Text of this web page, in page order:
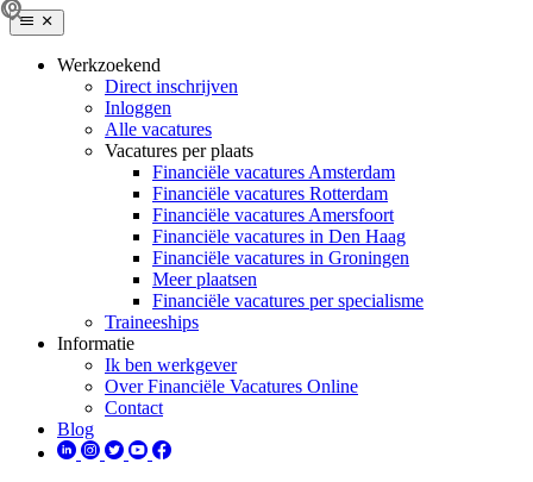
Werkzoekend
Direct inschrijven
Inloggen
Alle vacatures
Vacatures per plaats
Financiële vacatures Amsterdam
Financiële vacatures Rotterdam
Financiële vacatures Amersfoort
Financiële vacatures in Den Haag
Financiële vacatures in Groningen
Meer plaatsen
Financiële vacatures per specialisme
Traineeships
Informatie
Ik ben werkgever
Over Financiële Vacatures Online
Contact
Blog